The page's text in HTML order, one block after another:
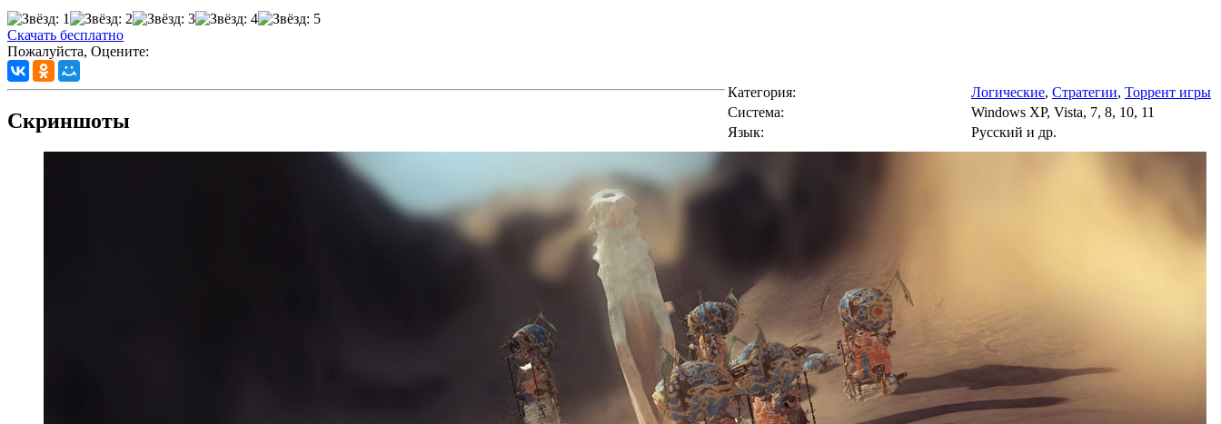
Скачать бесплатно
Пожалуйста, Оцените:
Категория: Логические, Стратегии, Торрент игры
Cистема:
Windows XP, Vista, 7, 8, 10, 11
Язык:
Русский и др.
Скриншоты